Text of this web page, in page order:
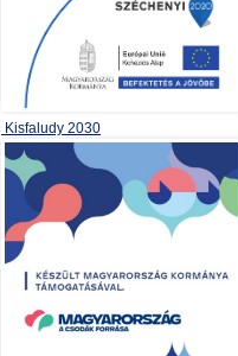
Kisfaludy 2030